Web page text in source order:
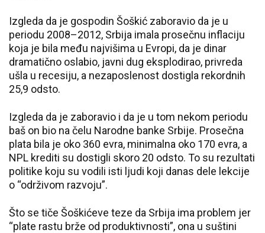
Izgleda da je gospodin Šoškić zaboravio da je u
periodu 2008–2012, Srbija imala prosečnu inflaciju
koja je bila među najvišima u Evropi, da je dinar
dramatično oslabio, javni dug eksplodirao, privreda
ušla u recesiju, a nezaposlenost dostigla rekordnih
25,9 odsto.
Izgleda da je zaboravio i da je u tom nekom periodu
baš on bio na čelu Narodne banke Srbije. Prosečna
plata bila je oko 360 evra, minimalna oko 170 evra, a
NPL krediti su dostigli skoro 20 odsto. To su rezultati
politike koju su vodili isti ljudi koji danas dele lekcije
o “održivom razvoju”.
Što se tiče Šoškićeve teze da Srbija ima problem jer
“plate rastu brže od produktivnosti”, ona u suštini